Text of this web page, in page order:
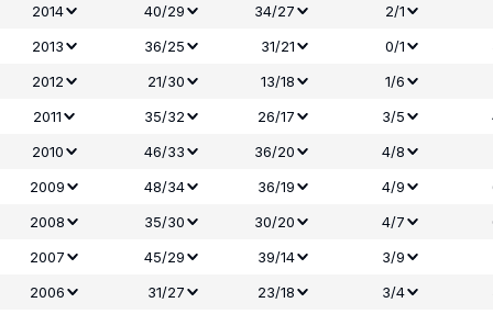
2014
40/29 34/27
2/1
2013
36/25 31/21 0/1
2012
21/30 13/18 1/6
2011
35/32 26/17 3/5
2010
46/33 36/20 4/8
2009
48/34 36/19 4/9
2008
35/30 30/20 4/7
2007
45/29 39/14 3/9
2006
31/27 23/18 3/4